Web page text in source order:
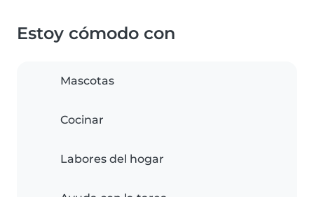
Estoy cómodo con
Mascotas
Cocinar
Labores del hogar